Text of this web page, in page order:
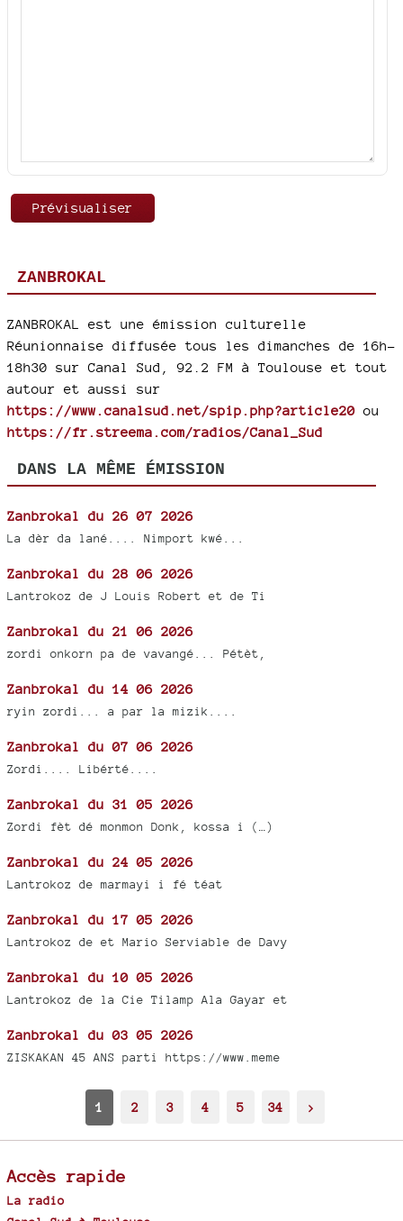
ZANBROKAL
ZANBROKAL est une émission culturelle
Réunionnaise diffusée tous les dimanches de 16h-
18h30 sur Canal Sud, 92.2 FM à Toulouse et tout
autour et aussi sur
https://www.canalsud.net/spip.php?article20 ou
https://fr.streema.com/radios/Canal_Sud
DANS LA MÊME ÉMISSION
Zanbrokal du 26 07 2026
La dèr da lané.... Nimport kwé...
Zanbrokal du 28 06 2026
Lantrokoz de J Louis Robert et de Ti
Zanbrokal du 21 06 2026
zordi onkorn pa de vavangé... Pétèt,
Zanbrokal du 14 06 2026
ryin zordi... a par la mizik....
Zanbrokal du 07 06 2026
Zordi.... Libérté....
Zanbrokal du 31 05 2026
Zordi fèt dé monmon Donk, kossa i (…)
Zanbrokal du 24 05 2026
Lantrokoz de marmayi i fé téat
Zanbrokal du 17 05 2026
Lantrokoz de et Mario Serviable de Davy
Zanbrokal du 10 05 2026
Lantrokoz de la Cie Tilamp Ala Gayar et
Zanbrokal du 03 05 2026
ZISKAKAN 45 ANS parti https://www.meme
1 2 3 4 5 34 >
Accès rapide
La radio